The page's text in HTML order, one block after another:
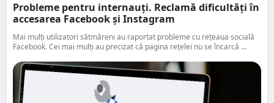
Probleme pentru internauți. Reclamă dificultăți în
accesarea Facebook și Instagram
Mai mulți utilizatori sătmăreni au raportat probleme cu rețeaua socială
Facebook. Cei mai mulți au precizat că pagina rețelei nu se încarcă ...